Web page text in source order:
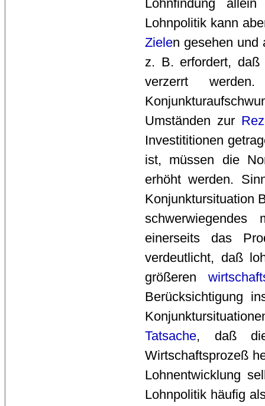
Lohnfindung
Lohnpolitik kann
Zielen gesehen
z. B. erfordert, daß
verzerrt
Umständen zur
Investititionen
ist, müssen die
erhöht werden.
Konjunktursituation
schwerwiegendes
einerseits das
verdeutlicht, daß
größeren
Berücksichtigung
Tatsache, daß
Wirtschaftsprozeß
Lohnentwicklung
Lohnpolitik häufig